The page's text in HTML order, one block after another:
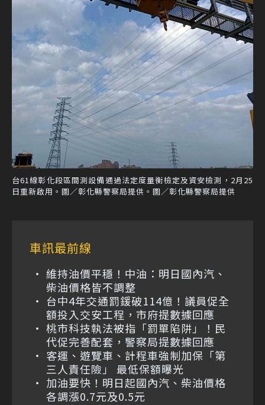
台61線彰化段區間測設備通過法定度量衡檢定及資安檢測，2月25
日重新啟用。圖／彰化縣警察局提供。圖／彰化縣警察局提供
車訊最前線
維持油價平穩！中油：明日國內汽、
柴油價格皆不調整
台中4年交通罰鍰破114億！議員促全
額投入交安工程，市府提數據回應
桃市科技執法被指「罰單陷阱」！民
代促完善配套，警察局提數據回應
客運、遊覽車、計程車強制加保「第
三人責任險」 最低保額曝光
加油要快！明日起國內汽、柴油價格
各調漲0.7元及0.5元